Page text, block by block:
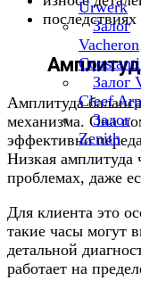
Urwerk
Залог
Vacheron
Залог
Cleef
Залог
Zenith
последствиях
Амплитуда
механизма. Она
эффективно
Низкая амплитуда
проблемах, даже
Для клиента это
такие часы могут
детальной
работает на